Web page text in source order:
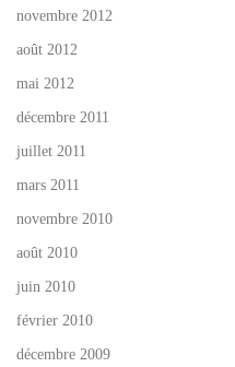
novembre 2012
août 2012
mai 2012
décembre 2011
juillet 2011
mars 2011
novembre 2010
août 2010
juin 2010
février 2010
décembre 2009